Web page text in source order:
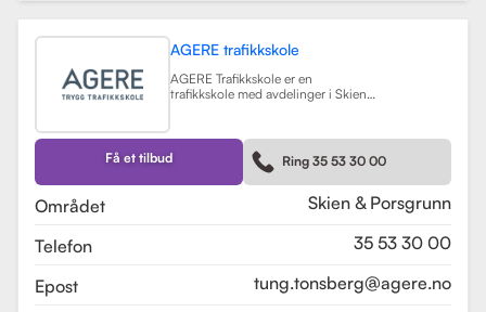
AGERE trafikkskole
AGERE Trafikkskole er en
trafikkskole med avdelinger i Skien
førerkortklasser, fra moped til buss
og lastebil. Skolen har som mål å gi
elevene de nødvendige ferdighetene
og holdningene for å bli trygge og
kompetente sjåfører, med et fokus
på nullvisjonen om ingen drepte
god kvalitet på opplæringen.
AGERE Trafikkskole tilbyr også ulike
Få et tilbud Ring 35 53 30 00
Området
Skien & Porsgrunn
Telefon
35 53 30 00
Epost
tung.tonsberg@agere.no